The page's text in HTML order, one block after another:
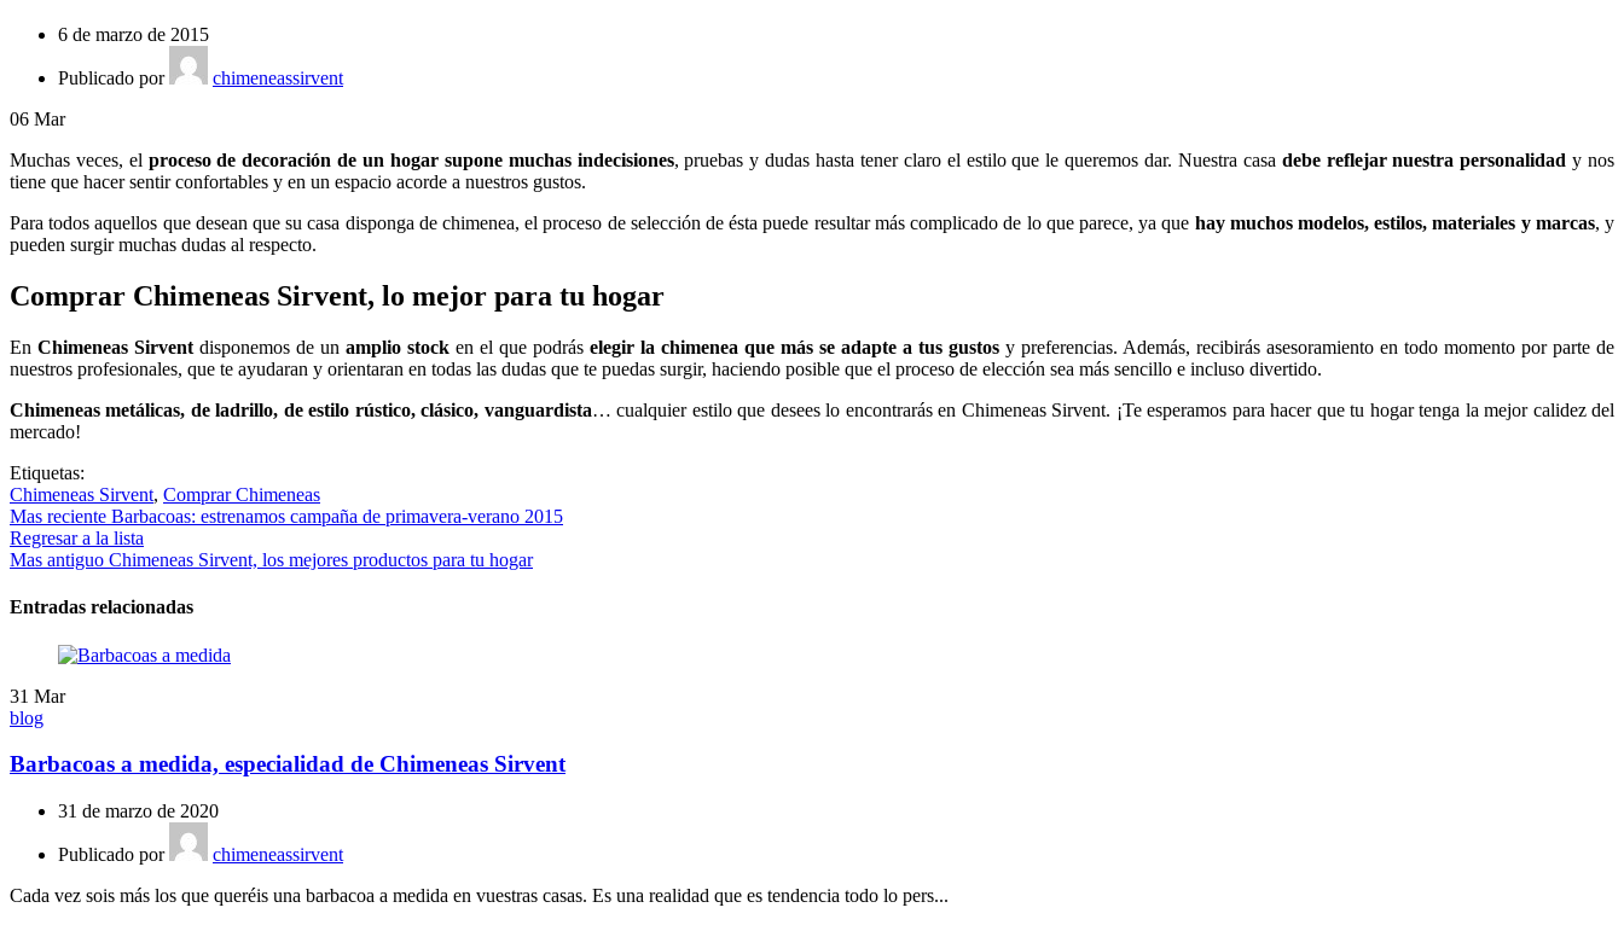
6 de marzo de 2015
Publicado por
chimeneassirvent
06 Mar
Muchas veces, el proceso de decoración de un hogar supone muchas indecisiones, pruebas y dudas hasta tener claro el estilo que le queremos dar. Nuestra casa debe reflejar nuestra personalidad y nos
tiene que hacer sentir confortables y en un espacio acorde a nuestros gustos.
Para todos aquellos que desean que su casa disponga de chimenea, el proceso de selección de ésta puede resultar más complicado de lo que parece, ya que hay muchos modelos, estilos, materiales y marcas, y
pueden surgir muchas dudas al respecto.
Comprar Chimeneas Sirvent, lo mejor para tu hogar
En Chimeneas Sirvent disponemos de un amplio stock en el que podrás elegir la chimenea que más se adapte a tus gustos y preferencias. Además, recibirás asesoramiento en todo momento por parte de
nuestros profesionales, que te ayudaran y orientaran en todas las dudas que te puedas surgir, haciendo posible que el proceso de elección sea más sencillo e incluso divertido.
Chimeneas metálicas, de ladrillo, de estilo rústico, clásico, vanguardista… cualquier estilo que desees lo encontrarás en Chimeneas Sirvent. ¡Te esperamos para hacer que tu hogar tenga la mejor calidez del
mercado!
Etiquetas:
Chimeneas Sirvent, Comprar Chimeneas
Mas reciente Barbacoas: estrenamos campaña de primavera-verano 2015
Regresar a la lista
Mas antiguo Chimeneas Sirvent, los mejores productos para tu hogar
Entradas relacionadas
31 Mar
blog
Barbacoas a medida, especialidad de Chimeneas Sirvent
31 de marzo de 2020
Publicado por
chimeneassirvent
Cada vez sois más los que queréis una barbacoa a medida en vuestras casas. Es una realidad que es tendencia todo lo pers...